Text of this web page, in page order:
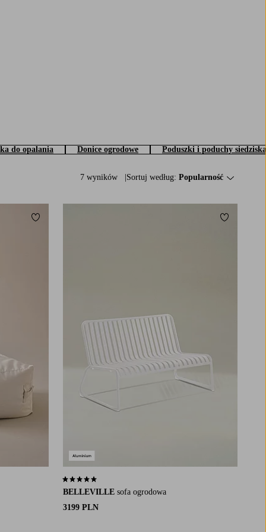
do opalania Donice ogrodowe Poduszki i poduchy siedziska
7 wyników Sortuj według: Popularność
Dodaj do ulubionych
BELLEVILLE sofa ogrodowa
3199 PLN
4,8 opierając się na 27 ocenach
Dodaj do